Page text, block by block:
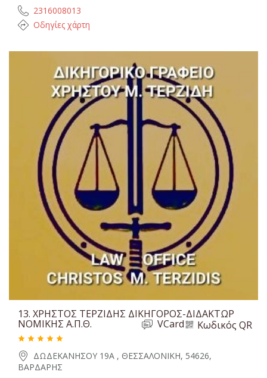
2316008013
Οδηγίες χάρτη
13. ΧΡΗΣΤΟΣ ΤΕΡΖΙΔΗΣ ΔΙΚΗΓΟΡΟΣ-ΔΙΔΑΚΤΩΡ
ΝΟΜΙΚΗΣ Α.Π.Θ. Κωδικός QR
VCard
ΔΩΔΕΚΑΝΗΣΟΥ 19Α , ΘΕΣΣΑΛΟΝΙΚΗ, 54626,
ΒΑΡΔΑΡΗΣ